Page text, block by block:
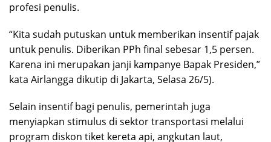
profesi penulis.
“Kita sudah putuskan untuk memberikan insentif pajak
untuk penulis. Diberikan PPh final sebesar 1,5 persen.
Karena ini merupakan janji kampanye Bapak Presiden,”
kata Airlangga dikutip di Jakarta, Selasa 26/5).
Selain insentif bagi penulis, pemerintah juga
menyiapkan stimulus di sektor transportasi melalui
program diskon tiket kereta api, angkutan laut,